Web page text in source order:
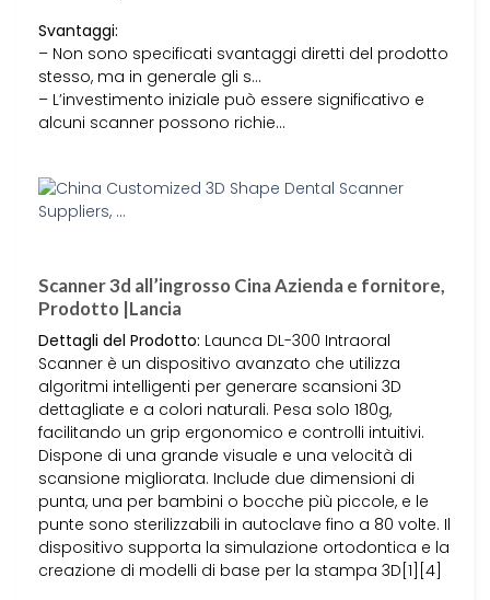
Svantaggi:
– Non sono specificati svantaggi diretti del prodotto
stesso, ma in generale gli s…
– L’investimento iniziale può essere significativo e
alcuni scanner possono richie…
Scanner 3d all’ingrosso Cina Azienda e fornitore,
Prodotto |Lancia
Dettagli del Prodotto: Launca DL-300 Intraoral
Scanner è un dispositivo avanzato che utilizza
algoritmi intelligenti per generare scansioni 3D
dettagliate e a colori naturali. Pesa solo 180g,
facilitando un grip ergonomico e controlli intuitivi.
Dispone di una grande visuale e una velocità di
scansione migliorata. Include due dimensioni di
punta, una per bambini o bocche più piccole, e le
punte sono sterilizzabili in autoclave fino a 80 volte. Il
dispositivo supporta la simulazione ortodontica e la
creazione di modelli di base per la stampa 3D[1][4]